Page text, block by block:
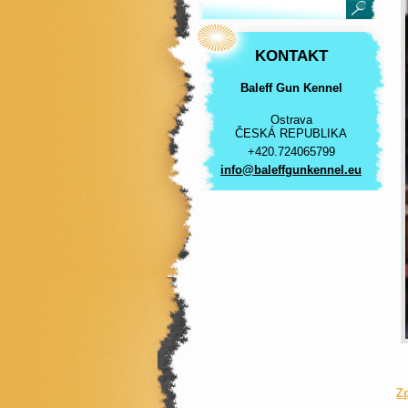
KONTAKT
Baleff Gun Kennel
Ostrava
ČESKÁ REPUBLIKA
+420.724065799
info@bal effgunkennel.eu